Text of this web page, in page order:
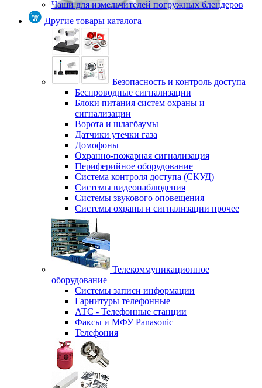
Чаши для измельчителей погружных блендеров
Другие товары каталога
Безопасность и контроль доступа
Беспроводные сигнализации
Блоки питания систем охраны и
сигнализации
Ворота и шлагбаумы
Датчики утечки газа
Домофоны
Охранно-пожарная сигнализация
Периферийное оборудование
Система контроля доступа (СКУД)
Системы видеонаблюдения
Системы звукового оповещения
Системы охраны и сигнализации прочее
Телекоммуникационное
оборудование
Системы записи информации
Гарнитуры телефонные
АТС - Телефонные станции
Факсы и МФУ Panasonic
Телефония